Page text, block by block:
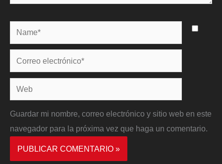
Name*
Correo
electrónico*
Web
Guardar mi nombre, correo electrónico y sitio web en este
navegador para la próxima vez que haga un comentario.